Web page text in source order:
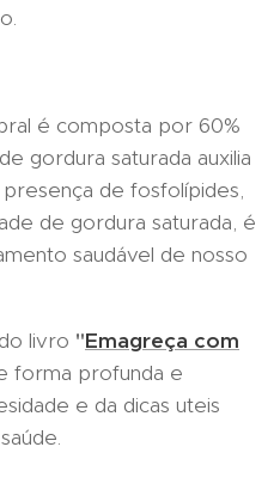
é composta por 60%
gordura saturada auxilia
de fosfolípides,
de gordura saturada, é
saudável de nosso
livro "Emagreça com
forma profunda e
e da dicas uteis